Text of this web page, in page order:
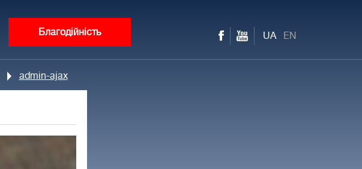
Благодійність UA EN
admin-ajax